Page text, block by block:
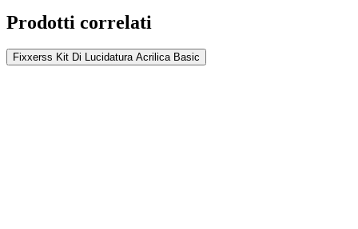
Prodotti correlati
Fixxerss Kit Di Lucidatura Acrilica Basic